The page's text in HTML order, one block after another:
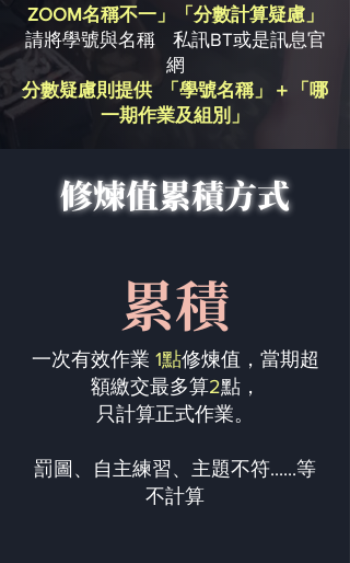
ZOOM名稱不一」「分數計算疑慮」
請將學號與名稱 私訊BT或是訊息官
網
分數疑慮則提供 「學號名稱」＋「哪
一期作業及組別」
修煉值累積方式
累積
一次有效作業 1點修煉值，當期超
額繳交最多算2點，
只計算正式作業。
罰圖、自主練習、主題不符......等
不計算